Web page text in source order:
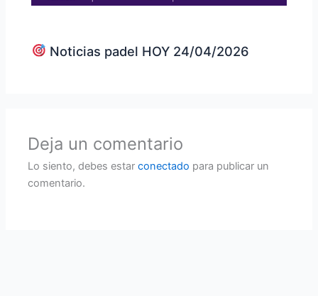
Noticias padel HOY 24/04/2026
Deja un comentario
Lo siento, debes estarconectado para publicar un
comentario.